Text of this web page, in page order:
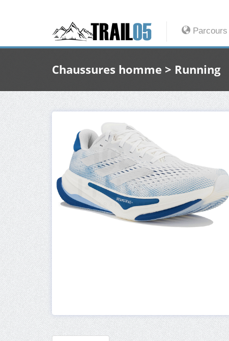
Parcours
Chaussures homme > Running